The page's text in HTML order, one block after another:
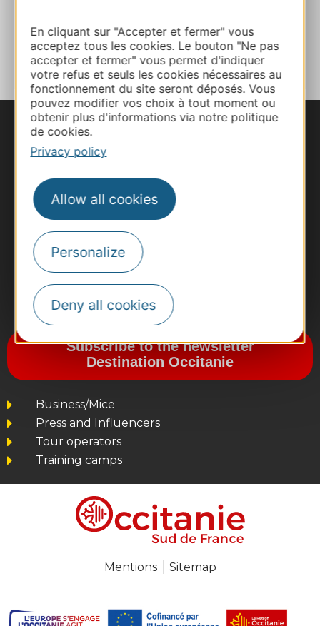
En cliquant sur "Accepter et fermer" vous
acceptez tous les cookies. Le bouton "Ne pas
accepter et fermer" vous permet d'indiquer
votre refus et seuls les cookies nécessaires au
fonctionnement du site seront déposés. Vous
pouvez modifier vos choix à tout moment ou
obtenir plus d'informations via notre politique
de cookies.
Privacy policy
Allow all cookies
Personalize
Deny all cookies
ADD TO FAVORITES
#VoyageOccitanie
Subscribe to the newsletter
Destination Occitanie
Business/Mice
Press and Influencers
Tour operators
Training camps
Mentions Sitemap